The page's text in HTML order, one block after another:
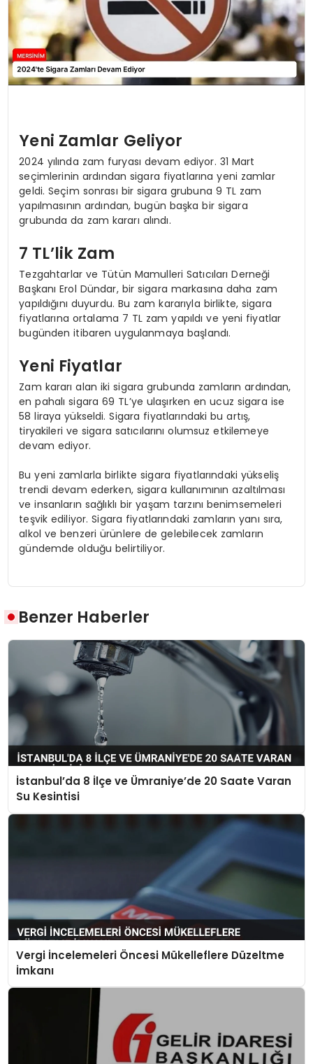
Yeni Zamlar Geliyor
2024 yılında zam furyası devam ediyor. 31 Mart
seçimlerinin ardından sigara fiyatlarına yeni zamlar
geldi. Seçim sonrası bir sigara grubuna 9 TL zam
yapılmasının ardından, bugün başka bir sigara
grubunda da zam kararı alındı.
7 TL’lik Zam
Tezgahtarlar ve Tütün Mamulleri Satıcıları Derneği
Başkanı Erol Dündar, bir sigara markasına daha zam
yapıldığını duyurdu. Bu zam kararıyla birlikte, sigara
fiyatlarına ortalama 7 TL zam yapıldı ve yeni fiyatlar
bugünden itibaren uygulanmaya başlandı.
Yeni Fiyatlar
Zam kararı alan iki sigara grubunda zamların ardından,
en pahalı sigara 69 TL’ye ulaşırken en ucuz sigara ise
58 liraya yükseldi. Sigara fiyatlarındaki bu artış,
tiryakileri ve sigara satıcılarını olumsuz etkilemeye
devam ediyor.
Bu yeni zamlarla birlikte sigara fiyatlarındaki yükseliş
trendi devam ederken, sigara kullanımının azaltılması
ve insanların sağlıklı bir yaşam tarzını benimsemeleri
teşvik ediliyor. Sigara fiyatlarındaki zamların yanı sıra,
alkol ve benzeri ürünlere de gelebilecek zamların
gündemde olduğu belirtiliyor.
Benzer Haberler
İstanbul’da 8 İlçe ve Ümraniye’de 20 Saate Varan
Su Kesintisi
Vergi İncelemeleri Öncesi Mükelleflere Düzeltme
İmkanı